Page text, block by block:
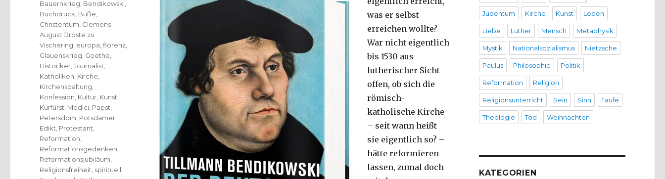
was er selbst
erreichen wollte?
War nicht eigentlich
bis 1530 aus
lutherischer Sicht
offen, ob sich die
römisch-
katholische Kirche
– seit wann heißt
sie eigentlich so? –
hätte reformieren
lassen, zumal doch
Bauernkrieg Bendikowski
Buchdruck Buße
Christentum Clemens
August Droste zu
Vischering europa ,florenz
Glauenskrieg Goethe
Historiker ,Journalist
Katholiken Kirche
Kirchenspaltung
Konfession Kultur Kunst
Kurfürst Medici Papst
Petersdom Potsdamer
Edikt Protestant
Reformation
Reformationsgedenken
Reformationsjubiläum
Religionsfreiheit spirituell
Judentum Kirche Kunst Leben
Liebe Luther Mensch Metaphysik
Mystik Nationalsozialismus Nietzsche
Paulus Philosophie Politik
Reformation Religion
Religionsunterricht Sein Sinn Taufe
Theologie Tod Weihnachten
KATEGORIEN